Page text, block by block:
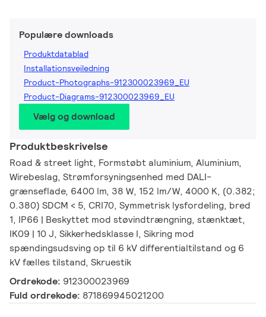
Populære downloads
Produktdatablad
Installationsvejledning
Product-Photographs-912300023969_EU
Product-Diagrams-912300023969_EU
Vælg og download
Produktbeskrivelse
Road & street light, Formstøbt aluminium, Aluminium,
Wirebeslag, Strømforsyningsenhed med DALI-
grænseflade, 6400 lm, 38 W, 152 lm/W, 4000 K, (0.382;
0.380) SDCM < 5, CRI70, Symmetrisk lysfordeling, bred
1, IP66 | Beskyttet mod støvindtrængning, stænktæt,
IK09 | 10 J, Sikkerhedsklasse I, Sikring mod
spændingsudsving op til 6 kV differentialtilstand og 6
kV fælles tilstand, Skruestik
Ordrekode: 912300023969
Fuld ordrekode: 871869945021200